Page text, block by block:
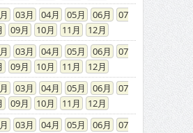
03 04 05 06
07
09 10 11
12
03 04 05 06
07
09 10 11
12
03 04 05 06
07
09 10 11
12
03 04 05 06
07